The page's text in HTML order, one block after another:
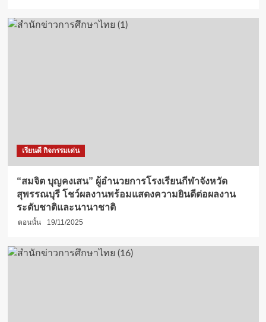
เรียนดี กิจกรรมเด่น
“สมจิต บุญคงเสน” ผู้อำนวยการโรงเรียนกีฬาจังหวัด
สุพรรณบุรี โชว์ผลงานพร้อมแสดงความยินดีต่อผลงาน
ระดับชาติและนานาชาติ
ตอนนั้น 19/11/2025